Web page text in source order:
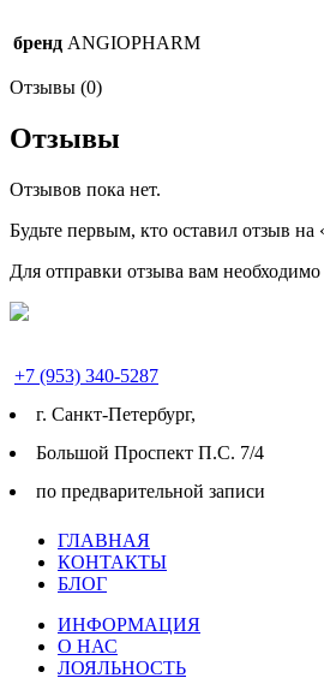
бренд ANGIOPHARM
Отзывы (0)
Отзывы
Отзывов пока нет.
Будьте первым, кто оставил отзыв
Для отправки отзыва вам необходимо
+7 (953) 340-5287
г. Cанкт-Петербург,
Большой Проспект П.С. 7/4
по предварительной записи
ГЛАВНАЯ
КОНТАКТЫ
БЛОГ
ИНФОРМАЦИЯ
О НАС
ЛОЯЛЬНОСТЬ